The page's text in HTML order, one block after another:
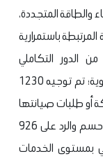
والطاقة المتجددة،
باستمرارية
من الدور التكاملي
للمحافظات وأجهزة المدن في إدارة المرافق الحيوية؛ تم توجيه 1230
أو طلبات صيانتها
أو بلاغات بوجود أسلاك مكشوفة إليها، وتم حسم والرد على 926
بمستوى الخدمات